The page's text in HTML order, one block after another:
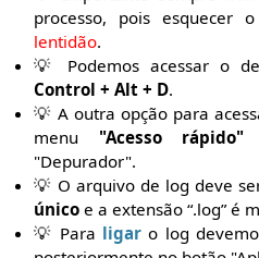
processo, pois esquecer
lentidão.
💡 Podemos acessar o
Control + Alt + D.
💡 A outra opção para
menu "Acesso rápido"
"Depurador".
💡 O arquivo de log deve
único e a extensão “.log” é
💡 Para ligaro log